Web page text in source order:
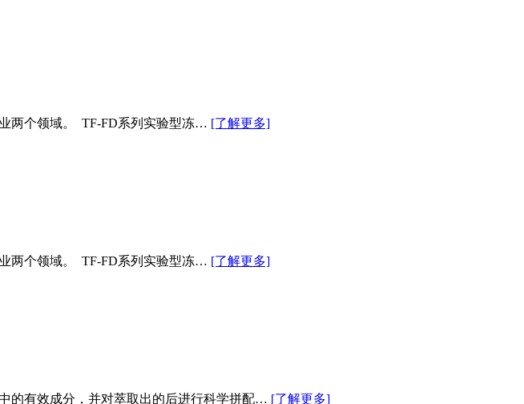
两个领域。 TF-FD系列实验型冻… [了解更多]
两个领域。 TF-FD系列实验型冻… [了解更多]
的有效成分，并对萃取出的后进行科学拼配… [了解更多]